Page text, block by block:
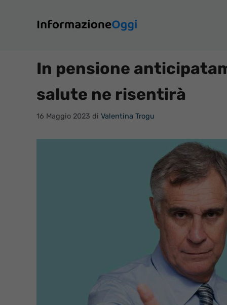
contenuto
In pensione
salute ne risentirà
16 Maggio 2023 di Valentina Trogu